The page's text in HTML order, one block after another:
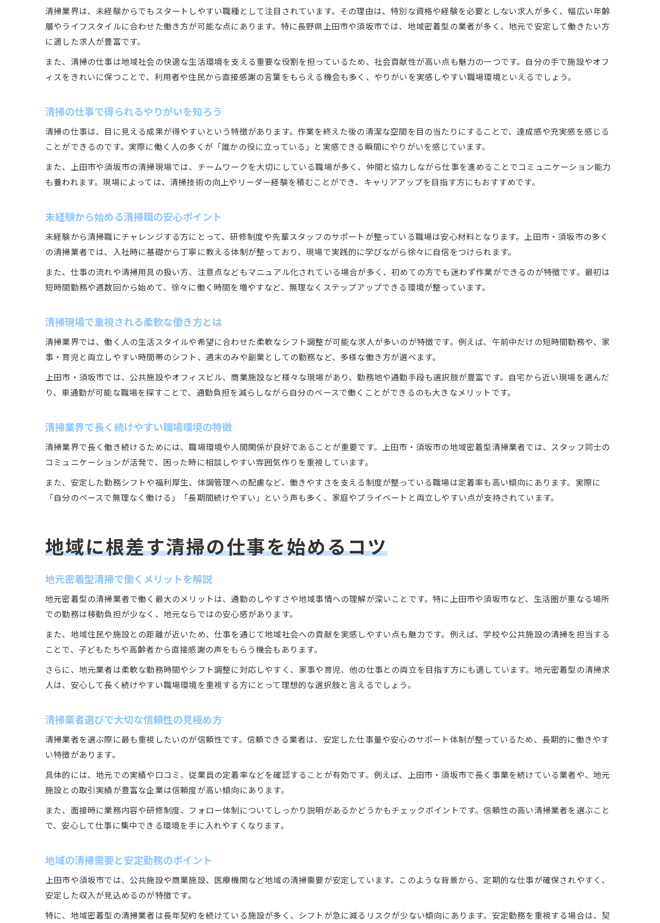
清掃職を始める際の応募前チェック項目
清掃で安定勤務を実現する職場選びの視点
安定勤務を叶える清掃求人の探し方のコツ
清掃求人検索で押さえたいポイント解説
清掃求人情報を効率的に集めるコツ
柔軟な働き方を実現する清掃職の選び方
清掃職で柔軟な働き方を叶える選択肢
清掃現場でシフト調整しやすい職場の特徴
未経験歓迎の清掃職で働きやすさを実感
長く続けやすい清掃業の見極めポイント
清掃業界で長く働ける職場の共通点
続けやすい清掃求人の条件と選び方
清掃業界の安定性を見極めるポイント
清掃業界は、未経験からでもスタートしやすい職種として注目されています。その理由は、特別な資格や経験を必要としない求人が多く、幅広い年齢
層やライフスタイルに合わせた働き方が可能な点にあります。特に長野県上田市や須坂市では、地域密着型の業者が多く、地元で安定して働きたい方
に適した求人が豊富です。
また、清掃の仕事は地域社会の快適な生活環境を支える重要な役割を担っているため、社会貢献性が高い点も魅力の一つです。自分の手で施設やオフ
ィスをきれいに保つことで、利用者や住民から直接感謝の言葉をもらえる機会も多く、やりがいを実感しやすい職場環境といえるでしょう。
清掃の仕事で得られるやりがいを知ろう
清掃の仕事は、目に見える成果が得やすいという特徴があります。作業を終えた後の清潔な空間を目の当たりにすることで、達成感や充実感を感じる
ことができるのです。実際に働く人の多くが「誰かの役に立っている」と実感できる瞬間にやりがいを感じています。
また、上田市や須坂市の清掃現場では、チームワークを大切にしている職場が多く、仲間と協力しながら仕事を進めることでコミュニケーション能力
も養われます。現場によっては、清掃技術の向上やリーダー経験を積むことができ、キャリアアップを目指す方にもおすすめです。
未経験から始める清掃職の安心ポイント
未経験から清掃職にチャレンジする方にとって、研修制度や先輩スタッフのサポートが整っている職場は安心材料となります。上田市・須坂市の多く
の清掃業者では、入社時に基礎から丁寧に教える体制が整っており、現場で実践的に学びながら徐々に自信をつけられます。
また、仕事の流れや清掃用具の扱い方、注意点などもマニュアル化されている場合が多く、初めての方でも迷わず作業ができるのが特徴です。最初は
短時間勤務や週数回から始めて、徐々に働く時間を増やすなど、無理なくステップアップできる環境が整っています。
清掃現場で重視される柔軟な働き方とは
清掃業界では、働く人の生活スタイルや希望に合わせた柔軟なシフト調整が可能な求人が多いのが特徴です。例えば、午前中だけの短時間勤務や、家
事・育児と両立しやすい時間帯のシフト、週末のみや副業としての勤務など、多様な働き方が選べます。
上田市・須坂市では、公共施設やオフィスビル、商業施設など様々な現場があり、勤務地や通勤手段も選択肢が豊富です。自宅から近い現場を選んだ
り、車通勤が可能な職場を探すことで、通勤負担を減らしながら自分のペースで働くことができるのも大きなメリットです。
清掃業界で長く続けやすい職場環境の特徴
清掃業界で長く働き続けるためには、職場環境や人間関係が良好であることが重要です。上田市・須坂市の地域密着型清掃業者では、スタッフ同士の
コミュニケーションが活発で、困った時に相談しやすい雰囲気作りを重視しています。
また、安定した勤務シフトや福利厚生、体調管理への配慮など、働きやすさを支える制度が整っている職場は定着率も高い傾向にあります。実際に
「自分のペースで無理なく働ける」「長期間続けやすい」という声も多く、家庭やプライベートと両立しやすい点が支持されています。
地域に根差す清掃の仕事を始めるコツ
地元密着型清掃で働くメリットを解説
地元密着型の清掃業者で働く最大のメリットは、通勤のしやすさや地域事情への理解が深いことです。特に上田市や須坂市など、生活圏が重なる場所
での勤務は移動負担が少なく、地元ならではの安心感があります。
また、地域住民や施設との距離が近いため、仕事を通じて地域社会への貢献を実感しやすい点も魅力です。例えば、学校や公共施設の清掃を担当する
ことで、子どもたちや高齢者から直接感謝の声をもらう機会もあります。
さらに、地元業者は柔軟な勤務時間やシフト調整に対応しやすく、家事や育児、他の仕事との両立を目指す方にも適しています。地元密着型の清掃求
人は、安心して長く続けやすい職場環境を重視する方にとって理想的な選択肢と言えるでしょう。
清掃業者選びで大切な信頼性の見極め方
清掃業者を選ぶ際に最も重視したいのが信頼性です。信頼できる業者は、安定した仕事量や安心のサポート体制が整っているため、長期的に働きやす
い特徴があります。
具体的には、地元での実績や口コミ、従業員の定着率などを確認することが有効です。例えば、上田市・須坂市で長く事業を続けている業者や、地元
施設との取引実績が豊富な企業は信頼度が高い傾向にあります。
また、面接時に業務内容や研修制度、フォロー体制についてしっかり説明があるかどうかもチェックポイントです。信頼性の高い清掃業者を選ぶこと
で、安心して仕事に集中できる環境を手に入れやすくなります。
地域の清掃需要と安定勤務のポイント
上田市や須坂市では、公共施設や商業施設、医療機関など地域の清掃需要が安定しています。このような背景から、定期的な仕事が確保されやすく、
安定した収入が見込めるのが特徴です。
特に、地域密着型の清掃業者は長年契約を続けている施設が多く、シフトが急に減るリスクが少ない傾向にあります。安定勤務を重視する場合は、契
お問い合わせはこちら
お問い合わせはこちら